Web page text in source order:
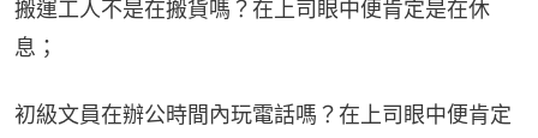
搬運工人不是在搬貨嗎？在上司眼中便肯定是在休
息；
初級文員在辦公時間內玩電話嗎？在上司眼中便肯定